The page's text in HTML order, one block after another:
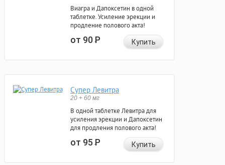
Виагра и Дапоксетин в одной
таблетке. Усиление эрекции и
продление полового акта!
от 90Р Купить
Супер Левитра
20 + 60 мг
В одной таблетке Левитра для
усиления эрекции и Дапоксетин
для продления полового акта!
от 95Р Купить